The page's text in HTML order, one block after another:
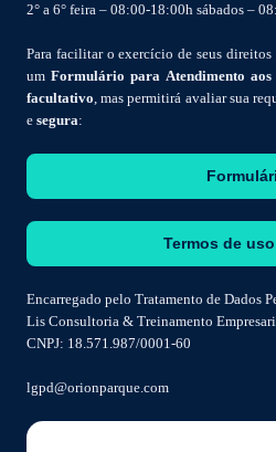
2° a 6° feira – 08:00-18:00h sábados –
Para facilitar o exercício de seus
um Formulário para Atendimento
facultativo, mas permitirá avaliar sua
e segura:
Termos de
Encarregado pelo Tratamento de Dados
Lis Consultoria & Treinamento
CNPJ: 18.571.987/0001-60
lgpd@orionparque.com